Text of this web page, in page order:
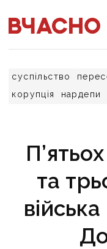
суспільство
корупція
нардепи
та